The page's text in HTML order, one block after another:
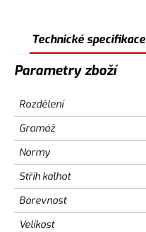
Technické specifikace
Parametry zboží
Rozdělení
Gramáž
Normy
Střih kalhot
Barevnost
Velikost